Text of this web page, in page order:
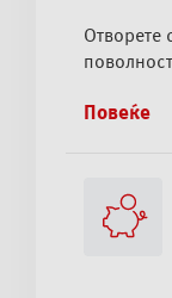
Отворете
Повеќе